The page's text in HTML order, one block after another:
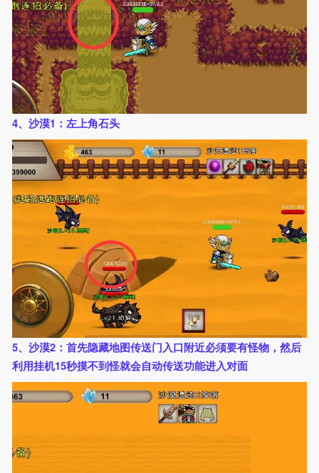
4、沙漠1：左上角石头
5、沙漠2：首先隐藏地图传送门入口附近必须要有怪物，然后
利用挂机15秒摸不到怪就会自动传送功能进入对面